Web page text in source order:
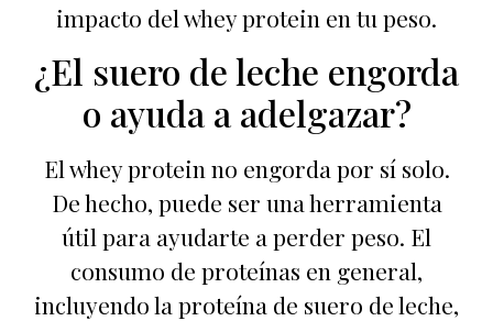
impacto del whey protein en tu peso.
¿El suero de leche engorda
o ayuda a adelgazar?
El whey protein no engorda por sí solo.
De hecho, puede ser una herramienta
útil para ayudarte a perder peso. El
consumo de proteínas en general,
incluyendo la proteína de suero de leche,